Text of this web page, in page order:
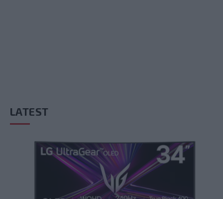
LATEST